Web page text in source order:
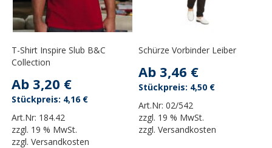
T-Shirt Inspire Slub B&C
Collection
Ab 3,20 €
Art.Nr: 184.42
zzgl. 19 % MwSt.
zzgl.Versandkosten
4,16 €
Schürze Vorbinder Leiber
Ab 3,46 €
Art.Nr:02/542
zzgl. 19 % MwSt.
zzgl.Versandkosten
4,50 €